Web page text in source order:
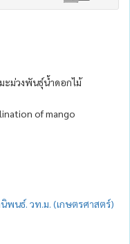
ะม่วงพันธุ์น้ำดอกไม้
of mango
พนธ์. วท.ม. (เกษตรศาสตร์)